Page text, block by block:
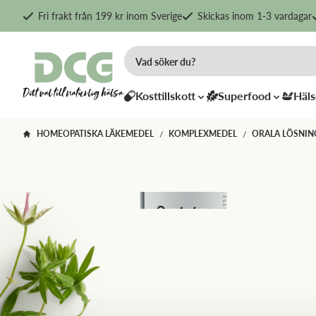
Fri frakt från 199 kr inom Sverige Skickas inom 1-3 vardagar
Kosttillskott Superfood
HOMEOPATISKA LÄKEMEDEL / KOMPLEXMEDEL / ORALA